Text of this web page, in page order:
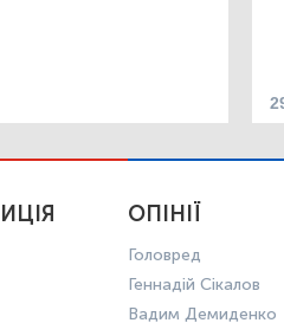
ОПІНІЇ
Головред
Геннадій Сікалов
Вадим Демиденко